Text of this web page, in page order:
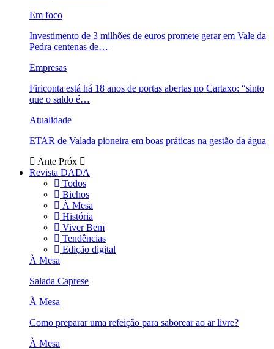
Em foco
Investimento de 3 milhões de euros promete gerar em Vale da
Pedra centenas de…
Empresas
Firiconta está há 18 anos de portas abertas no Cartaxo: “sinto
que o saldo é…
Atualidade
ETAR de Valada pioneira em boas práticas na gestão da água
Ante Próx
Revista DADA
Todos
Bichos
À Mesa
História
Viver Bem
Tendências
Edição digital
À Mesa
Salada Caprese
À Mesa
Como preparar uma refeição para saborear ao ar livre?
À Mesa